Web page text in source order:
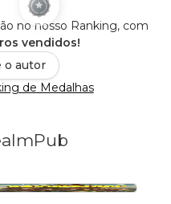
no nosso Ranking, com
vendidos!
o autor
de Medalhas